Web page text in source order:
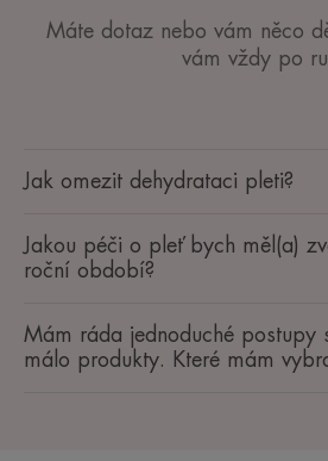
Máte dotaz nebo vám něco
vám vždy po
Jak omezit dehydrataci pleti?
Jakou péči o pleť bych měl(a)
roční období? ​
Mám ráda jednoduché postupy
málo produkty. Které mám